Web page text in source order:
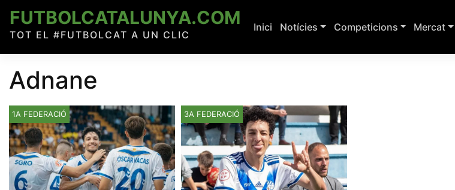
content
FUTBOLCATALUNYA.COM
TOT EL #FUTBOLCAT A UN CLIC
Inici Notícies Competicions Mercat
Adnane
1A FEDERACIÓ 3A FEDERACIÓ